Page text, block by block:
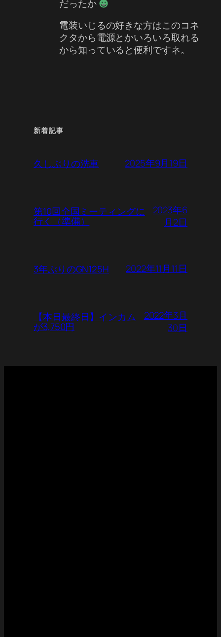
だったか
電装いじるの好きな方はこのコネ
クタから電源とかいろいろ取れる
から知っていると便利ですネ。
新着記事
久しぶりの洗車 2025年9月19日
第10回全国ミーティングに
行く（準備）
2023年6
月2日
3年ぶりのGN125H 2022年11月11日
【本日最終日】インカム
が3,750円
2022年3月
30日